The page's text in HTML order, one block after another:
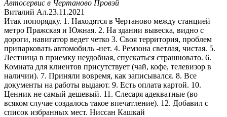
Автосервис в Чертаново Провэй
Виталий Ал.23.11.2021
Итак попорядку. 1. Находятся в Чертаново между станцией
метро Пражская и Южная. 2. На здании вывеска, видно с
дороги, навигатор ведет четко 3. Своя территория, проблем
припарковать автомобиль -нет. 4. Ремзона светлая, чистая. 5.
Лестница в приемку неудобная, спускаться страшновато. 6.
Комната для клиентов присутствует (чай, кофе, телевизор в
наличии). 7. Приняли вовремя, как записывался. 8. Все
документы на работы выдают. 9. Есть оплата картой. 10.
Ценник не самый дешевый. 11. Слесаря адекватные (во
всяком случае создалось такое впечатление). 12. Добавил с
список избранных мест. Ниссан Кашкай